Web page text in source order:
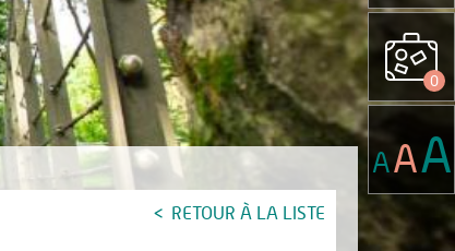
RETOUR À LA LISTE
0
AAA